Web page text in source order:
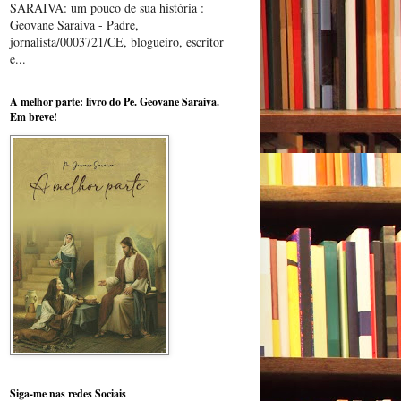
SARAIVA: um pouco de sua história :
Geovane Saraiva - Padre,
jornalista/0003721/CE, blogueiro, escritor
e...
A melhor parte: livro do Pe. Geovane Saraiva.
Em breve!
Siga-me nas redes Sociais